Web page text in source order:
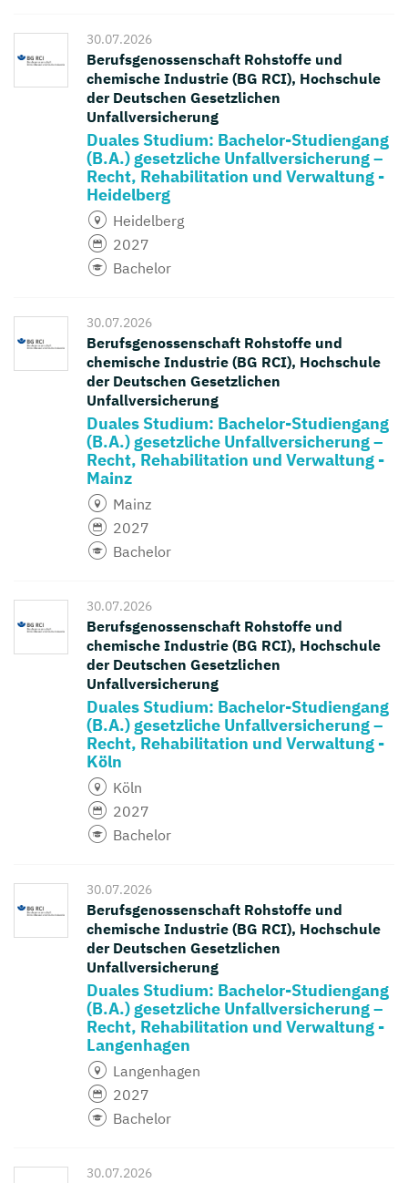
30.07.2026
Berufsgenossenschaft Rohstoffe und
chemische Industrie (BG RCI), Hochschule
der Deutschen Gesetzlichen
Unfallversicherung
Duales Studium: Bachelor-Studiengang
(B.A.) gesetzliche Unfallversicherung –
Recht, Rehabilitation und Verwaltung -
Heidelberg
Heidelberg
2027
Bachelor
30.07.2026
Berufsgenossenschaft Rohstoffe und
chemische Industrie (BG RCI), Hochschule
der Deutschen Gesetzlichen
Unfallversicherung
Duales Studium: Bachelor-Studiengang
(B.A.) gesetzliche Unfallversicherung –
Recht, Rehabilitation und Verwaltung -
Mainz
Mainz
2027
Bachelor
30.07.2026
Berufsgenossenschaft Rohstoffe und
chemische Industrie (BG RCI), Hochschule
der Deutschen Gesetzlichen
Unfallversicherung
Duales Studium: Bachelor-Studiengang
(B.A.) gesetzliche Unfallversicherung –
Recht, Rehabilitation und Verwaltung -
Köln
Köln
2027
Bachelor
30.07.2026
Berufsgenossenschaft Rohstoffe und
chemische Industrie (BG RCI), Hochschule
der Deutschen Gesetzlichen
Unfallversicherung
Duales Studium: Bachelor-Studiengang
(B.A.) gesetzliche Unfallversicherung –
Recht, Rehabilitation und Verwaltung -
Langenhagen
Langenhagen
2027
Bachelor
30.07.2026